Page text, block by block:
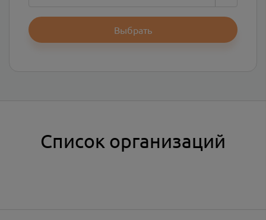
Выбрать
Список организаций